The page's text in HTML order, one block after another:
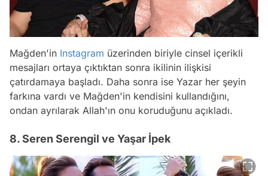
Mağden'in Instagram üzerinden biriyle cinsel içerikli
mesajları ortaya çıktıktan sonra ikilinin ilişkisi
çatırdamaya başladı. Daha sonra ise Yazar her şeyin
farkına vardı ve Mağden'in kendisini kullandığını,
ondan ayrılarak Allah'ın onu koruduğunu açıkladı.
8. Seren Serengil ve Yaşar İpek